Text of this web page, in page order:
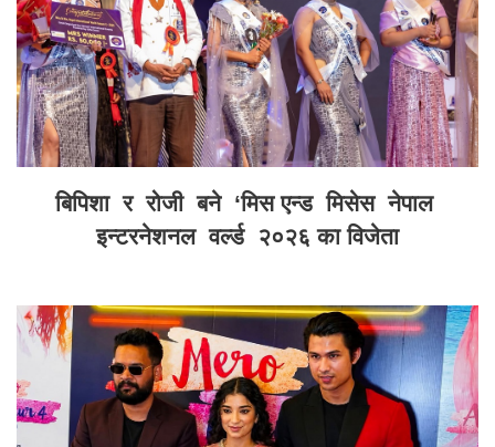
बिपिशा र रोजी बने ‘मिस एन्ड मिसेस नेपाल
इन्टरनेशनल वर्ल्ड २०२६ का विजेता